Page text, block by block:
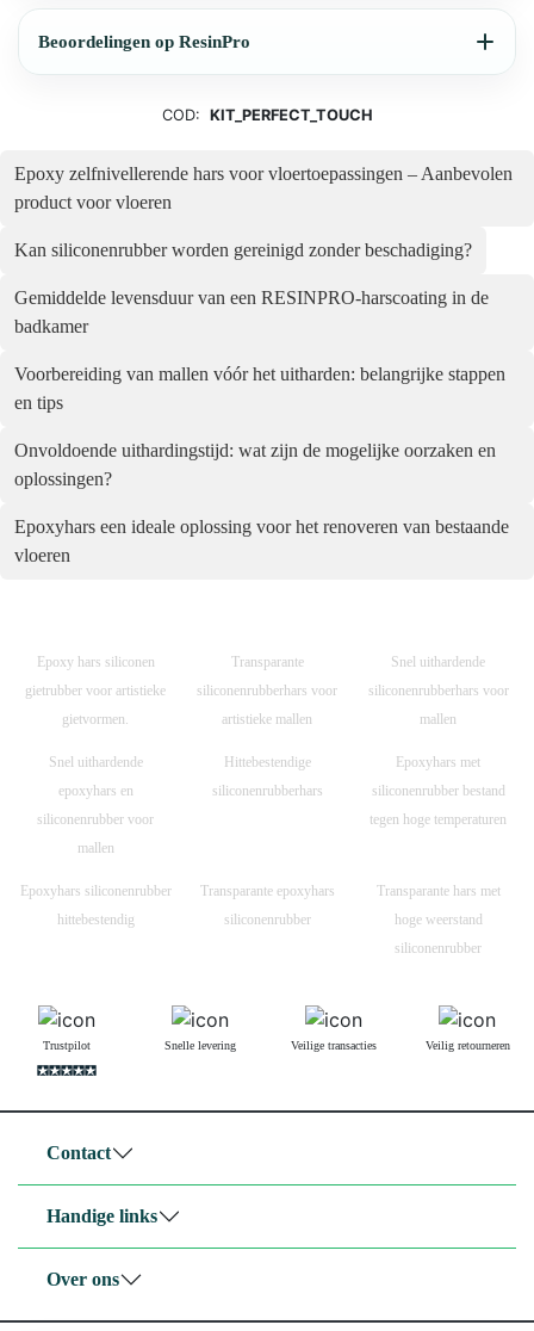
Beoordelingen op ResinPro
COD: KIT_PERFECT_TOUCH
Epoxy zelfnivellerende hars voor vloertoepassingen – Aanbevolen
product voor vloeren
Kan siliconenrubber worden gereinigd zonder beschadiging?
Gemiddelde levensduur van een RESINPRO-harscoating in de
badkamer
Voorbereiding van mallen vóór het uitharden: belangrijke stappen
en tips
Onvoldoende uithardingstijd: wat zijn de mogelijke oorzaken en
oplossingen?
Epoxyhars een ideale oplossing voor het renoveren van bestaande
vloeren
Epoxy hars siliconen
gietrubber voor artistieke
gietvormen.
Transparante
siliconenrubberhars voor
artistieke mallen
Snel uithardende
siliconenrubberhars voor
mallen
Snel uithardende
epoxyhars en
siliconenrubber voor
mallen
Hittebestendige
siliconenrubberhars
Epoxyhars met
siliconenrubber bestand
tegen hoge temperaturen
Epoxyhars siliconenrubber
hittebestendig
Transparante epoxyhars
siliconenrubber
Transparante hars met
hoge weerstand
siliconenrubber
Trustpilot Snelle levering Veilige transacties Veilig retourneren
Contact
Handige links
Over ons